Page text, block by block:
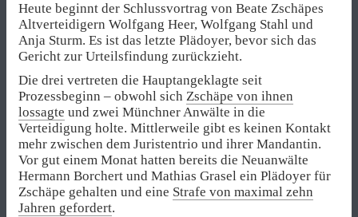
Heute beginnt der Schlussvortrag von Beate Zschäpes
Altverteidigern Wolfgang Heer, Wolfgang Stahl und
Anja Sturm. Es ist das letzte Plädoyer, bevor sich das
Gericht zur Urteilsfindung zurückzieht.
Die drei vertreten die Hauptangeklagte seit
Prozessbeginn – obwohl sich Zschäpe von ihnen
lossagte und zwei Münchner Anwälte in die
Verteidigung holte. Mittlerweile gibt es keinen Kontakt
mehr zwischen dem Juristentrio und ihrer Mandantin.
Vor gut einem Monat hatten bereits die Neuanwälte
Hermann Borchert und Mathias Grasel ein Plädoyer für
Zschäpe gehalten und eine Strafe von maximal zehn
Jahren gefordert.